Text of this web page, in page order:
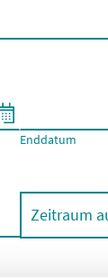
2 Zeichen
Enddatum
Zeitraum